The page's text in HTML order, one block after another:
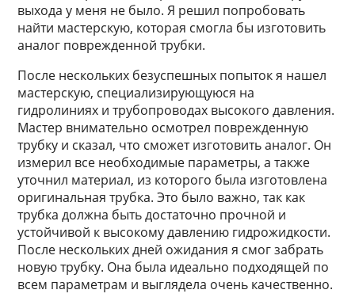
выхода у меня не было. Я решил попробовать
найти мастерскую, которая смогла бы изготовить
аналог поврежденной трубки.
После нескольких безуспешных попыток я нашел
мастерскую, специализирующуюся на
гидролиниях и трубопроводах высокого давления.
Мастер внимательно осмотрел поврежденную
трубку и сказал, что сможет изготовить аналог. Он
измерил все необходимые параметры, а также
уточнил материал, из которого была изготовлена
оригинальная трубка. Это было важно, так как
трубка должна быть достаточно прочной и
устойчивой к высокому давлению гидрожидкости.
После нескольких дней ожидания я смог забрать
новую трубку. Она была идеально подходящей по
всем параметрам и выглядела очень качественно.